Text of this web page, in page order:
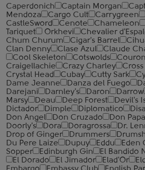
Caperdonich
Captain Morgan
Mendoza
Cargo Cult Carrygreen
CastleSword
Cenote Chameleon
Tariquet
Orkhevi Chevalier
Chum Churum
Cigar's Barrel
Clan Denny
Clase Azul Claude
Cool Skeleton
Cotswolds
Craigellachie
Crazy Charley
Crystal Head
Cubay Cutty Sark
Dame Jeanne
Danza del Fuego
Darejani
Darnley's Daron Darrow
Marsy
Deau Deep Forest Devil's
Dictador
Dimple Diplomatico
Don Angel
Don Cruzado Don Papa
Doorly's
Dora Doragrossa Dr.
Drop of Ginger
Drummers
Du Pere Laize
Dupuy Eddu Eden
Sopper
Edinburgh Gin El Bandido
El Dorado
El Jimador Elad'Or